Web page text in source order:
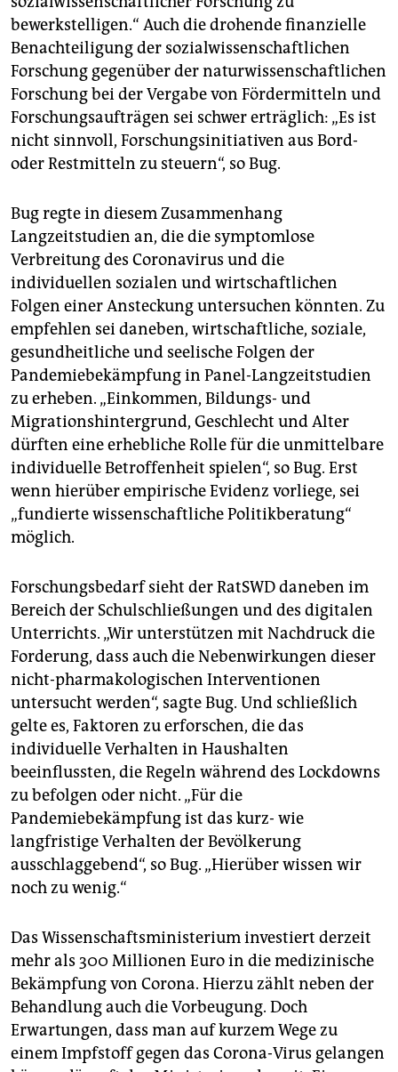
bewerkstelligen.“ Auch die drohende finanzielle
Benachteiligung der sozialwissenschaftlichen
Forschung gegenüber der naturwissenschaftlichen
Forschung bei der Vergabe von Fördermitteln und
Forschungsaufträgen sei schwer erträglich: „Es ist
nicht sinnvoll, Forschungsinitiativen aus Bord-
oder Restmitteln zu steuern“, so Bug.
Bug regte in diesem Zusammenhang
Langzeitstudien an, die die symptomlose
Verbreitung des Coronavirus und die
individuellen sozialen und wirtschaftlichen
Folgen einer Ansteckung untersuchen könnten. Zu
empfehlen sei daneben, wirtschaftliche, soziale,
gesundheitliche und seelische Folgen der
Pandemiebekämpfung in Panel-Langzeitstudien
zu erheben. „Einkommen, Bildungs- und
Migrationshintergrund, Geschlecht und Alter
dürften eine erhebliche Rolle für die unmittelbare
individuelle Betroffenheit spielen“, so Bug. Erst
wenn hierüber empirische Evidenz vorliege, sei
„fundierte wissenschaftliche Politikberatung“
möglich.
Forschungsbedarf sieht der RatSWD daneben im
Bereich der Schulschließungen und des digitalen
Unterrichts. „Wir unterstützen mit Nachdruck die
Forderung, dass auch die Nebenwirkungen dieser
nicht-pharmakologischen Interventionen
untersucht werden“, sagte Bug. Und schließlich
gelte es, Faktoren zu erforschen, die das
individuelle Verhalten in Haushalten
beeinflussten, die Regeln während des Lockdowns
zu befolgen oder nicht. „Für die
Pandemiebekämpfung ist das kurz- wie
langfristige Verhalten der Bevölkerung
ausschlaggebend“, so Bug. „Hierüber wissen wir
noch zu wenig.“
Das Wissenschaftsministerium investiert derzeit
mehr als 300 Millionen Euro in die medizinische
Bekämpfung von Corona. Hierzu zählt neben der
Behandlung auch die Vorbeugung. Doch
Erwartungen, dass man auf kurzem Wege zu
einem Impfstoff gegen das Corona-Virus gelangen